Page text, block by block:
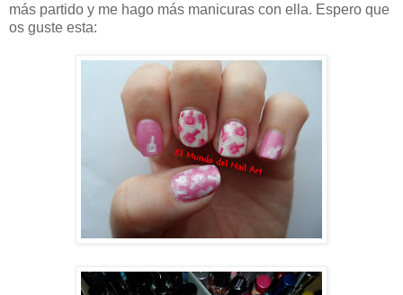
más partido y me hago más manicuras con ella. Espero que
os guste esta: